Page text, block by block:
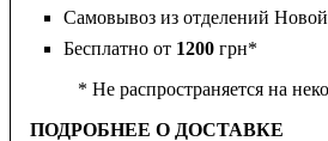
Самовывоз из отделений
Бесплатно от 1200 грн*
* Не распространяется на
ПОДРОБНЕЕ О ДОСТАВКЕ